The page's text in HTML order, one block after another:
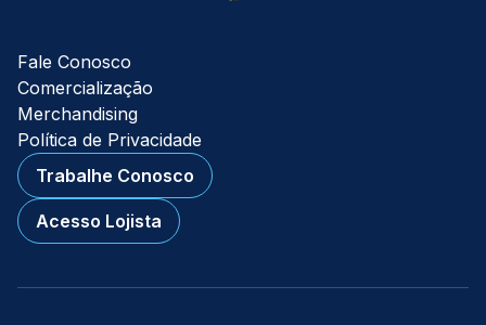
Fale Conosco
Comercialização
Merchandising
Política de Privacidade
Trabalhe Conosco
Acesso Lojista